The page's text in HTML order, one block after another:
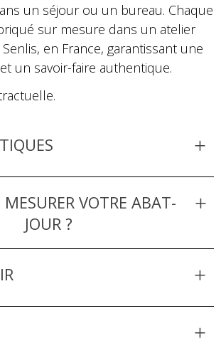
un séjour ou un bureau. Chaque
sur mesure dans un atelier
en France, garantissant une
un savoir-faire authentique.
VOTRE ABAT-
JOUR ?